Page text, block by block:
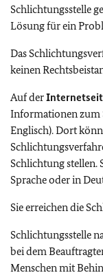
Schlichtungsstelle
Lösung für ein
Das
keinen
Auf der
Informationen zum
Englisch). Dort
Schlichtung stellen.
Sprache oder in
Sie erreichen die
Schlichtungsstelle
bei dem
Menschen mit